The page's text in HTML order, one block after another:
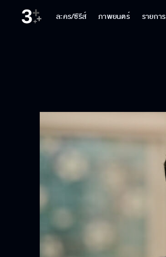
ละคร/ซีรีส์ ภาพยนตร์ รายการ